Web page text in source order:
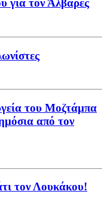
για τον Άλβαρες
του Μοζτάμπα
από τον
τον Λουκάκου!